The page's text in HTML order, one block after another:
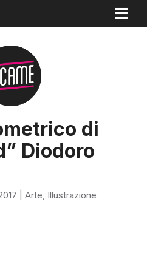
di
Diodoro
Arte, Illustrazione